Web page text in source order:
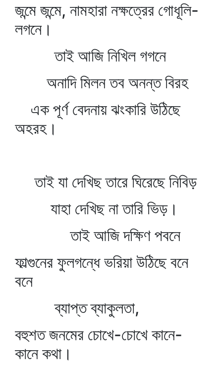
জন্মে জন্মে, নামহারা নক্ষত্রের গোধূলি-
লগনে।
তাই আজি নিখিল গগনে
অনাদি মিলন তব অনন্ত বিরহ
এক পূর্ণ বেদনায় ঝংকারি উঠিছে
অহরহ।
তাই যা দেখিছ তারে ঘিরেছে নিবিড়
যাহা দেখিছ না তারি ভিড়।
তাই আজি দক্ষিণ পবনে
ফাল্গুনের ফুলগন্ধে ভরিয়া উঠিছে বনে
বনে
ব্যাপ্ত ব্যাকুলতা,
বহুশত জনমের চোখে-চোখে কানে-
কানে কথা।